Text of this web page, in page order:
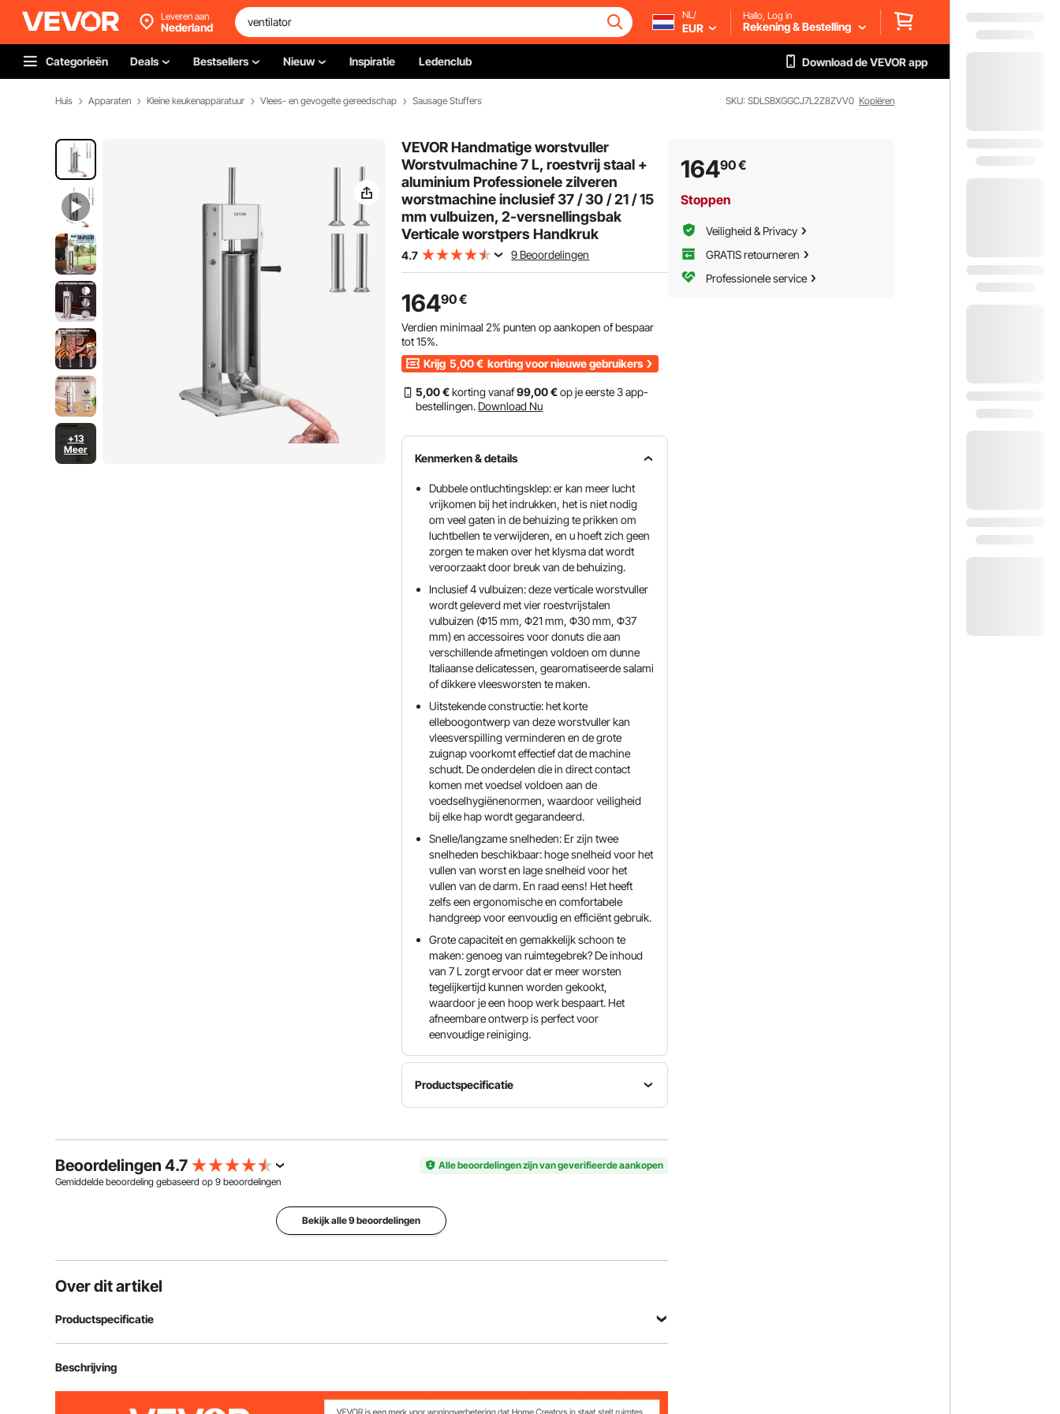
Leveren aan
Nederland
NL/
EUR
Hallo, Log in
Rekening & Bestelling
Categorieën Deals Bestsellers Nieuw Inspiratie Ledenclub Download de VEVOR app
Huis Apparaten Kleine keukenapparatuur Vlees- en gevogelte gereedschap Sausage Stuffers SKU: SDLSBXGGCJ7L2Z8ZVV0 Kopiëren
+13
Meer
VEVOR Handmatige worstvuller
Worstvulmachine 7 L, roestvrij staal +
aluminium Professionele zilveren
worstmachine inclusief 37 / 30 / 21 / 15
mm vulbuizen, 2-versnellingsbak
Verticale worstpers Handkruk
4.7 9 Beoordelingen
16490€
Verdien minimaal2% punten op aankopen of bespaar
tot15%.
Krijg 5,00 € korting voor nieuwe gebruikers
5,00 €korting vanaf99,00 €op je eerste 3 app-
bestellingen. Download Nu
Kenmerken & details
Dubbele ontluchtingsklep: er kan meer lucht
vrijkomen bij het indrukken, het is niet nodig
om veel gaten in de behuizing te prikken om
luchtbellen te verwijderen, en u hoeft zich geen
zorgen te maken over het klysma dat wordt
veroorzaakt door breuk van de behuizing.
Inclusief 4 vulbuizen: deze verticale worstvuller
wordt geleverd met vier roestvrijstalen
vulbuizen (Φ15 mm, Φ21 mm, Φ30 mm, Φ37
mm) en accessoires voor donuts die aan
verschillende afmetingen voldoen om dunne
Italiaanse delicatessen, gearomatiseerde salami
of dikkere vleesworsten te maken.
Uitstekende constructie: het korte
elleboogontwerp van deze worstvuller kan
vleesverspilling verminderen en de grote
zuignap voorkomt effectief dat de machine
schudt. De onderdelen die in direct contact
komen met voedsel voldoen aan de
voedselhygiënenormen, waardoor veiligheid
bij elke hap wordt gegarandeerd.
Snelle/langzame snelheden: Er zijn twee
snelheden beschikbaar: hoge snelheid voor het
vullen van worst en lage snelheid voor het
vullen van de darm. En raad eens! Het heeft
zelfs een ergonomische en comfortabele
handgreep voor eenvoudig en efficiënt gebruik.
Grote capaciteit en gemakkelijk schoon te
maken: genoeg van ruimtegebrek? De inhoud
van 7 L zorgt ervoor dat er meer worsten
tegelijkertijd kunnen worden gekookt,
waardoor je een hoop werk bespaart. Het
afneembare ontwerp is perfect voor
eenvoudige reiniging.
Productspecificatie
Capaciteit
(food
Beoordelingen 4.7
Alle beoordelingen zijn van geverifieerde aankopen
Gemiddelde beoordeling gebaseerd op 9 beoordelingen
Bekijk alle 9 beoordelingen
Over dit artikel
Productspecificatie
Model
Beschrijving
16490€
Stoppen
Veiligheid & Privacy
GRATIS retourneren
Professionele service